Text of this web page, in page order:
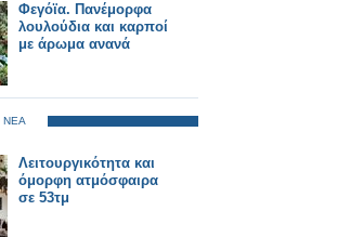
Φεγόϊα. Πανέμορφα
λουλούδια και καρποί
με άρωμα ανανά
ΝΕΑ
Λειτουργικότητα και
όμορφη ατμόσφαιρα
σε 53τμ